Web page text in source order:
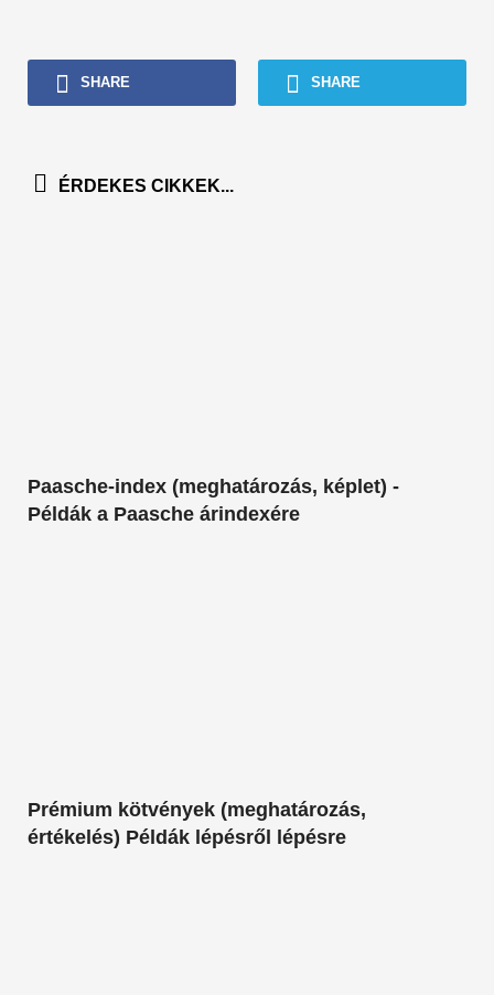
SHARE SHARE
ÉRDEKES CIKKEK...
Paasche-index (meghatározás, képlet) -
Példák a Paasche árindexére
Prémium kötvények (meghatározás,
értékelés) Példák lépésről lépésre